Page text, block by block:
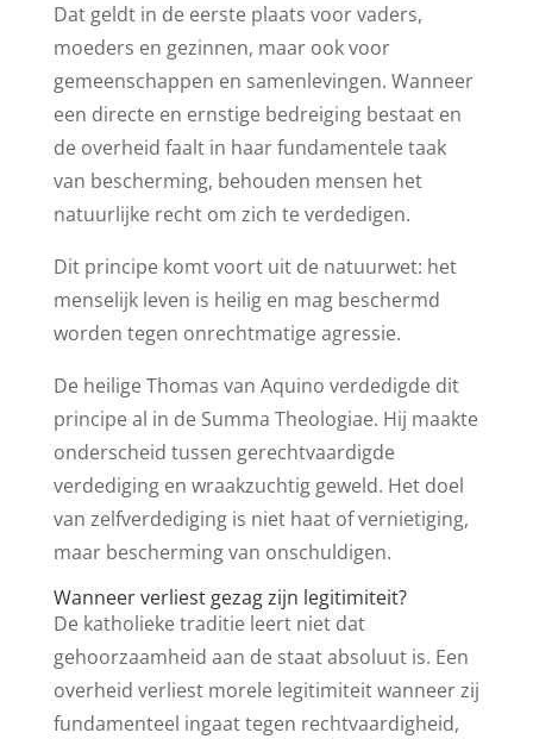
Dat geldt in de eerste plaats voor vaders,
moeders en gezinnen, maar ook voor
gemeenschappen en samenlevingen. Wanneer
een directe en ernstige bedreiging bestaat en
de overheid faalt in haar fundamentele taak
van bescherming, behouden mensen het
natuurlijke recht om zich te verdedigen.
Dit principe komt voort uit de natuurwet: het
menselijk leven is heilig en mag beschermd
worden tegen onrechtmatige agressie.
De heilige Thomas van Aquino verdedigde dit
principe al in de Summa Theologiae. Hij maakte
onderscheid tussen gerechtvaardigde
verdediging en wraakzuchtig geweld. Het doel
van zelfverdediging is niet haat of vernietiging,
maar bescherming van onschuldigen.
Wanneer verliest gezag zijn legitimiteit?
De katholieke traditie leert niet dat
gehoorzaamheid aan de staat absoluut is. Een
overheid verliest morele legitimiteit wanneer zij
fundamenteel ingaat tegen rechtvaardigheid,